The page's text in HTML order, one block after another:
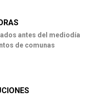
antes del mediodía
de comunas